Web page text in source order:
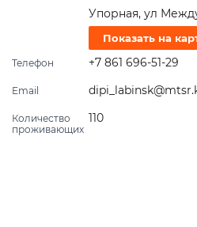
Упорная, ул
Показать на
Телефон +7 861 696-51-29
Email
Количество
проживающих
110